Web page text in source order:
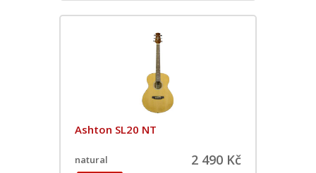
Ashton SL20 NT
natural 2 490 Kč